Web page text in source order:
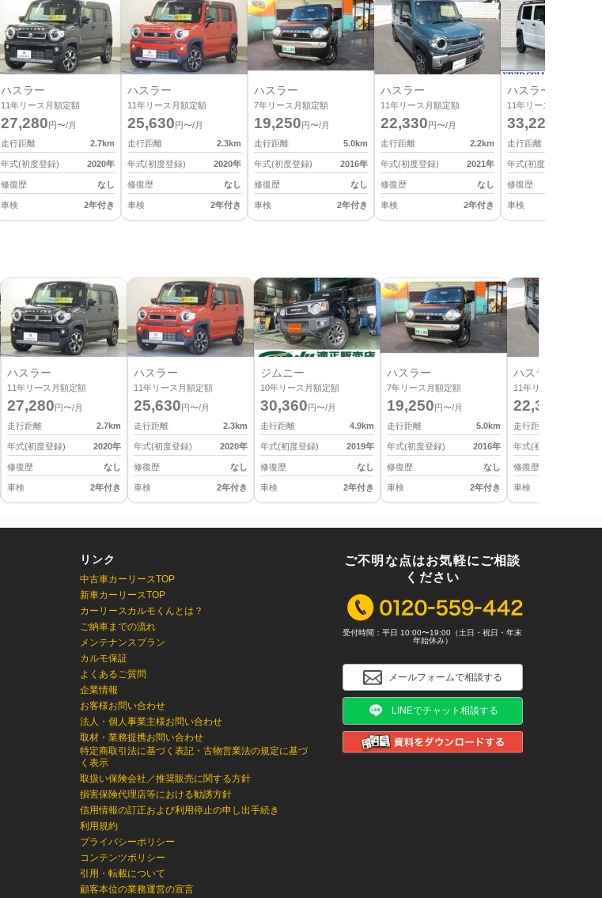
ハスラー
11年リース月額定額
27,280 円〜/月
走行距離
2.7km
年式(初度登録) 2020年
修復歴 なし
車検 2年付き
ハスラー
11年リース月額定額
25,630 円〜/月
走行距離
2.3km
年式(初度登録) 2020年
修復歴 なし
車検 2年付き
ハスラー
7年リース月額定額
19,250 円〜/月
走行距離
5.0km
年式(初度登録) 2016年
修復歴 なし
車検 2年付き
ハスラー
11年リース月額定額
22,330 円〜/月
走行距離
2.2km
年式(初度登録) 2021年
修復歴 なし
車検 2年付き
ハスラー
11年リース月額定額
33,220
走行距離
年式(初度登録)
修復歴
車検
ハスラー
11年リース月額定額
27,280 円〜/月
走行距離
2.7km
年式(初度登録) 2020年
修復歴 なし
車検 2年付き
ハスラー
11年リース月額定額
25,630 円〜/月
走行距離
2.3km
年式(初度登録) 2020年
修復歴 なし
車検 2年付き
ジムニー
10年リース月額定額
30,360 円〜/月
走行距離
4.9km
年式(初度登録) 2019年
修復歴 なし
車検 2年付き
ハスラー
7年リース月額定額
19,250 円〜/月
走行距離
5.0km
年式(初度登録) 2016年
修復歴 なし
車検 2年付き
ハスラー
11年リース月額定額
22,330
走行距離
年式(初度登録)
修復歴
車検
リンク
中古車カーリースTOP
新車カーリースTOP
カーリースカルモくんとは？
ご納車までの流れ
メンテナンスプラン
カルモ保証
よくあるご質問
企業情報
お客様お問い合わせ
法人・個人事業主様お問い合わせ
取材・業務提携お問い合わせ
特定商取引法に基づく表記・古物営業法の規定に基づ
く表示
取扱い保険会社／推奨販売に関する方針
損害保険代理店等における勧誘方針
信用情報の訂正および利用停止の申し出手続き
利用規約
プライバシーポリシー
コンテンツポリシー
引用・転載について
顧客本位の業務運営の宣言
ご不明な点はお気軽にご相談
ください
受付時間：平日 10:00〜19:00（土日・祝日・年末
年始休み）
メールフォームで相談する
LINEでチャット相談する